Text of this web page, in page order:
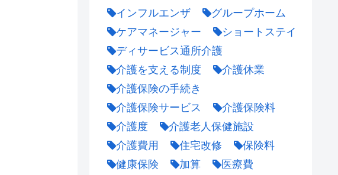
インフルエンザ
グループホーム
ケアマネージャー
ショートステイ
ディサービス通所介護
介護を支える制度
介護休業
介護保険の手続き
介護保険サービス
介護保険料
介護度
介護老人保健施設
介護費用
住宅改修
保険料
健康保険
加算
医療費